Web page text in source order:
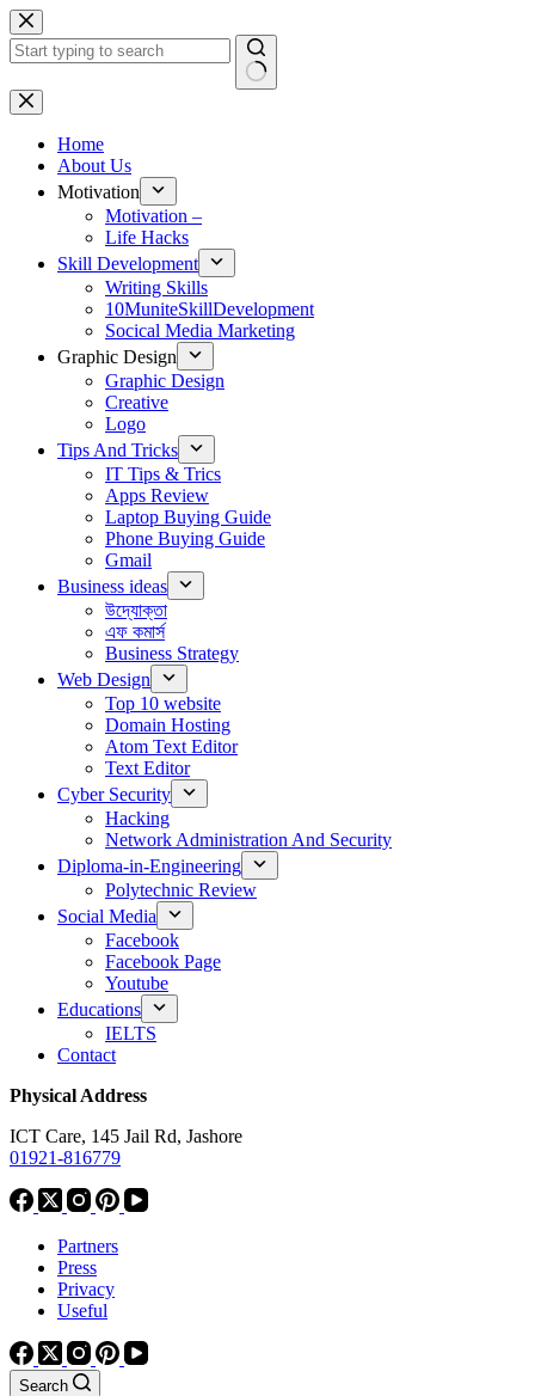
Skip
to
content
No
results
Home
About Us
Motivation
Motivation –
Life Hacks
Skill Development
Writing Skills
10MuniteSkillDevelopment
Socical Media Marketing
Graphic Design
Graphic Design
Creative
Logo
Tips And Tricks
IT Tips & Trics
Apps Review
Laptop Buying Guide
Phone Buying Guide
Gmail
Business ideas
উদ্যোক্তা
এফ কমার্স
Business Strategy
Web Design
Top 10 website
Domain Hosting
Atom Text Editor
Text Editor
Cyber Security
Hacking
Network Administration And Security
Diploma-in-Engineering
Polytechnic Review
Social Media
Facebook
Facebook Page
Youtube
Educations
IELTS
Contact
Physical Address
ICT Care, 145 Jail Rd, Jashore
01921-816779
Partners
Press
Privacy
Useful
Search